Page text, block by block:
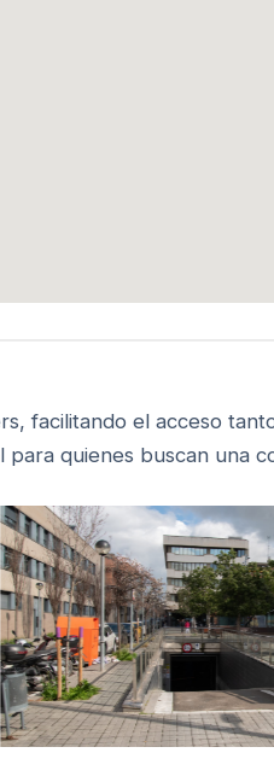
facilitando el acceso
quienes buscan una